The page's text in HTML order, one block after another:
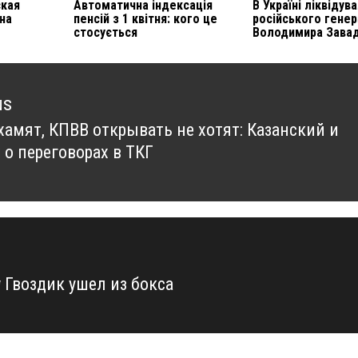
Автоматична індексація
пенсій з 1 квітня: кого це
стосується
В Україні
російського
Володимира
КПВВ открывать не хотят: Казанский и
переговорах в ТКГ
ушел из бокса